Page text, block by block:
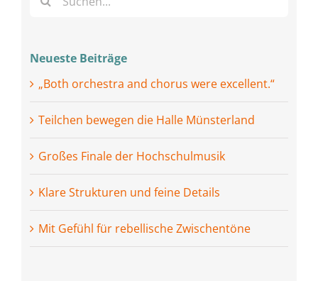
Neueste Beiträge
„Both orchestra and chorus were excellent.“
Teilchen bewegen die Halle Münsterland
Großes Finale der Hochschulmusik
Klare Strukturen und feine Details
Mit Gefühl für rebellische Zwischentöne